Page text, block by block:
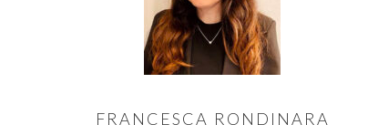
FRANCESCA RONDINARA